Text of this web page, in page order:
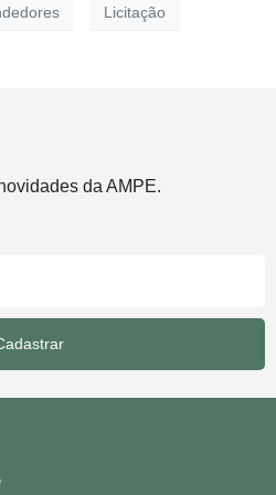
Licitação
da AMPE.